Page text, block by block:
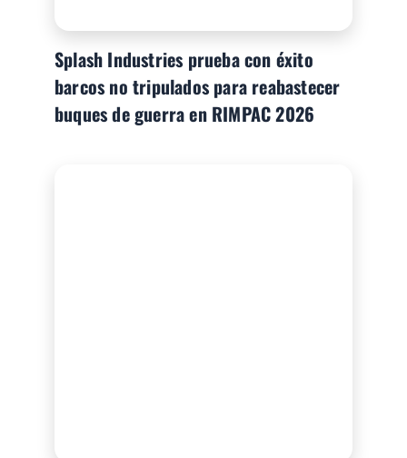
Splash Industries prueba con éxito
barcos no tripulados para reabastecer
buques de guerra en RIMPAC 2026